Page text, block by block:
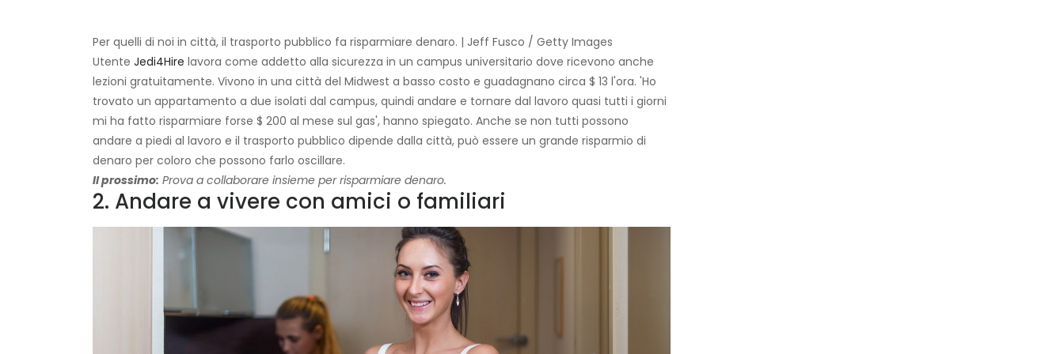
Per quelli di noi in città, il trasporto pubblico fa risparmiare denaro. | Jeff Fusco / Getty Images
Utente Jedi4Hire lavora come addetto alla sicurezza in un campus universitario dove ricevono anche
lezioni gratuitamente. Vivono in una città del Midwest a basso costo e guadagnano circa $ 13 l'ora. 'Ho
trovato un appartamento a due isolati dal campus, quindi andare e tornare dal lavoro quasi tutti i giorni
mi ha fatto risparmiare forse $ 200 al mese sul gas', hanno spiegato. Anche se non tutti possono
andare a piedi al lavoro e il trasporto pubblico dipende dalla città, può essere un grande risparmio di
denaro per coloro che possono farlo oscillare.
Il prossimo: Prova a collaborare insieme per risparmiare denaro.
2. Andare a vivere con amici o familiari